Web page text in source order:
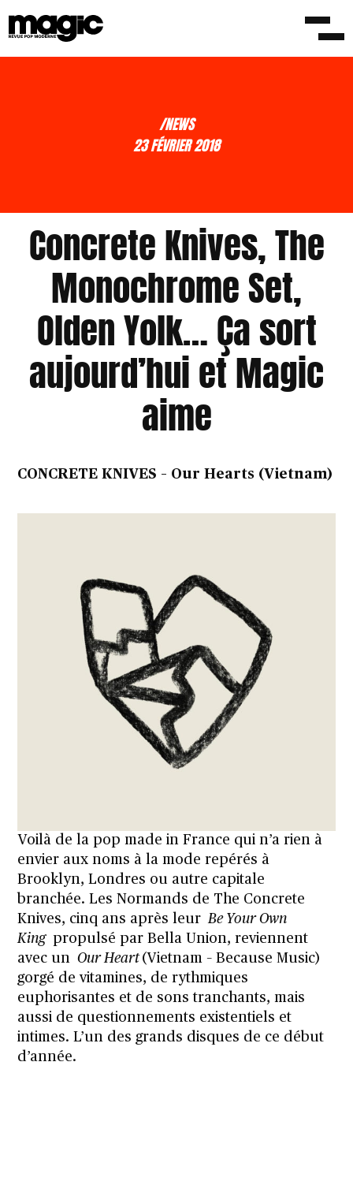
/NEWS
23 FÉVRIER 2018
Concrete Knives, The
Monochrome Set,
Olden Yolk… Ça sort
aujourd’hui et Magic
aime
CONCRETE KNIVES – Our Hearts (Vietnam)
Voilà de la pop made in France qui n’a rien à
envier aux noms à la mode repérés à
Brooklyn, Londres ou autre capitale
branchée. Les Normands de The Concrete
Knives, cinq ans après leurBe Your Own
Kingpropulsé par Bella Union, reviennent
avec unOur Heart(Vietnam – Because Music)
gorgé de vitamines, de rythmiques
euphorisantes et de sons tranchants, mais
aussi de questionnements existentiels et
intimes. L’un des grands disques de ce début
d’année.